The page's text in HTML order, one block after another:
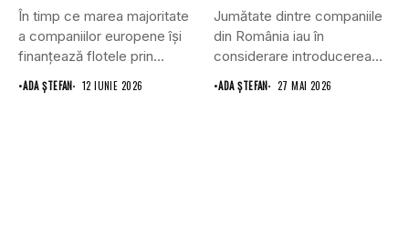
În timp ce marea majoritate
a companiilor europene își
finanțează flotele prin...
•ADA ȘTEFAN 12 IUNIE 2026
Jumătate dintre companiile
din România iau în
considerare introducerea
sau creșterea leasingului...
•ADA ȘTEFAN 27 MAI 2026